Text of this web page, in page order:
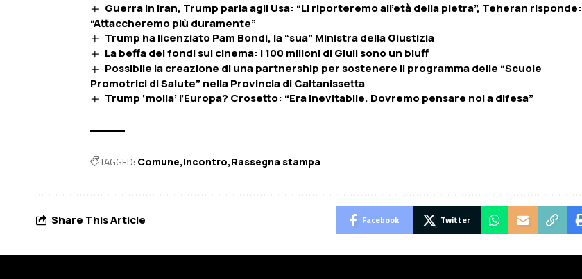
Guerra in Iran, Trump parla agli Usa: “Li riporteremo all’età della pietra”, Teheran risponde:
“Attaccheremo più duramente”
Trump ha licenziato Pam Bondi, la “sua” Ministra della Giustizia
La beffa dei fondi sul cinema: i 100 milioni di Giuli sono un bluff
Possibile la creazione di una partnership per sostenere il programma delle “Scuole
Promotrici di Salute” nella Provincia di Caltanissetta
Trump ‘molla’ l’Europa? Crosetto: “Era inevitabile. Dovremo pensare noi a difesa”
TAGGED: Comune Incontro Rassegna stampa
Share This Article Facebook Twitter